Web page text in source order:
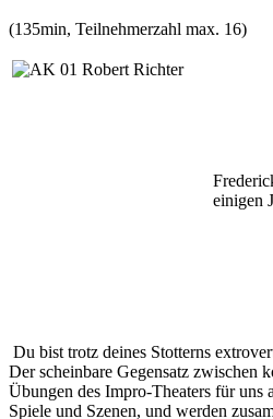
(135min, Teilnehmerzahl max. 16)
einigen
Du bist trotz deines Stotterns
Der scheinbare Gegensatz zwischen
Übungen des Impro-Theaters für uns
Spiele und Szenen, und werden